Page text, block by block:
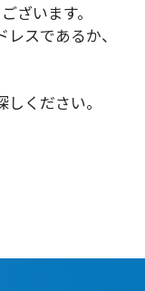
ざいます。
スであるか、
ください。